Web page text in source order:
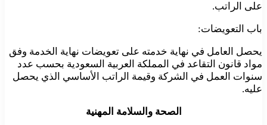
على الراتب.
باب التعويضات:
يحصل العامل في نهاية خدمته على تعويضات نهاية الخدمة وفق
مواد قانون التقاعد في المملكة العربية السعودية بحسب عدد
سنوات العمل في الشركة وقيمة الراتب الأساسي الذي يحصل
عليه.
الصحة والسلامة المهنية